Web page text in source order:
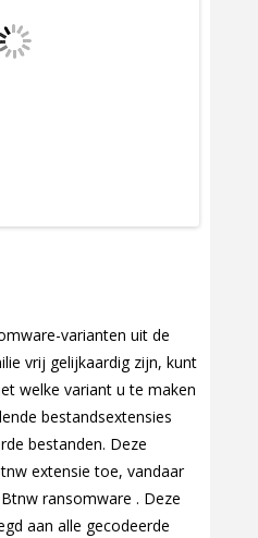
varianten uit de
vrij gelijkaardig zijn, kunt
welke variant u te maken
bestandsextensies
bestanden. Deze
extensie toe, vandaar
ransomware . Deze
aan alle gecodeerde